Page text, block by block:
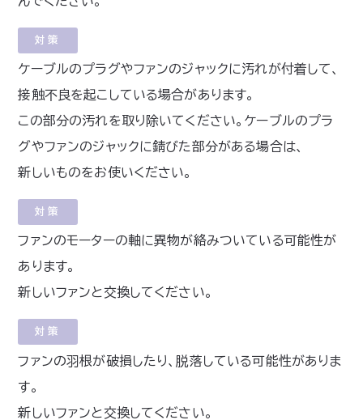
対策
ケーブルのプラグやファンのジャックに汚れが付着して、
接触不良を起こしている場合があります。
この部分の汚れを取り除いてください。ケーブルのプラ
グやファンのジャックに錆びた部分がある場合は、
新しいものをお使いください。
対策
ファンのモーターの軸に異物が絡みついている可能性が
あります。
新しいファンと交換してください。
対策
ファンの羽根が破損したり、脱落している可能性がありま
す。
新しいファンと交換してください。